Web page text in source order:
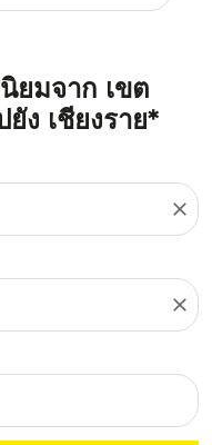
ยมจาก เขต
ง เชียงราย*
close
close